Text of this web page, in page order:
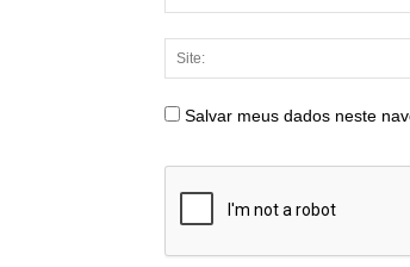
Salvar meus dados neste